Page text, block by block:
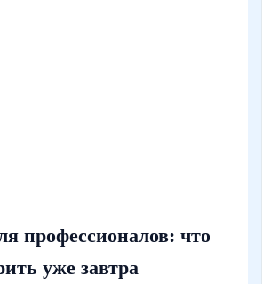
профессионалов: что
уже завтра